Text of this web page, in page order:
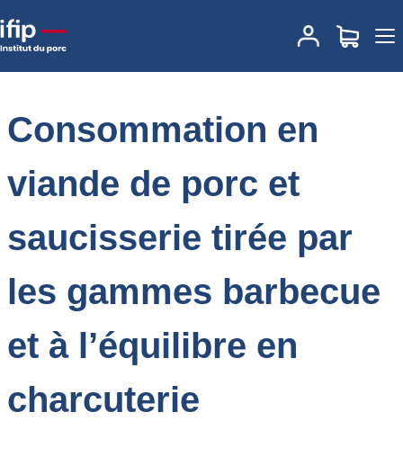
Accueil
Actualités des marchés
Consommation en viande de porc et saucisserie tirée par les
Consommation en
viande de porc et
saucisserie tirée par
les gammes barbecue
et à l’équilibre en
charcuterie